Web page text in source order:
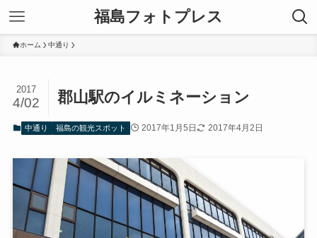
福島フォトプレス
ホーム 中通り
郡山駅のイルミネーション
2017
4/02
中通り 福島の観光スポット 2017年1月5日 2017年4月2日